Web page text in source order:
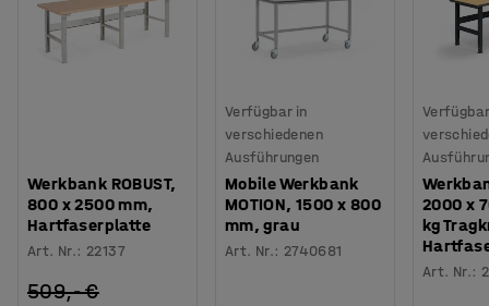
Werkbank ROBUST,
800 x 2500 mm,
Hartfaserplatte
Art. Nr.: 22137
509,- €
Verfügbar in
verschiedenen
Ausführungen
Mobile Werkbank
MOTION, 1500 x 800
mm, grau
Art. Nr.: 2740681
2000 x
kg
Art. Nr.: